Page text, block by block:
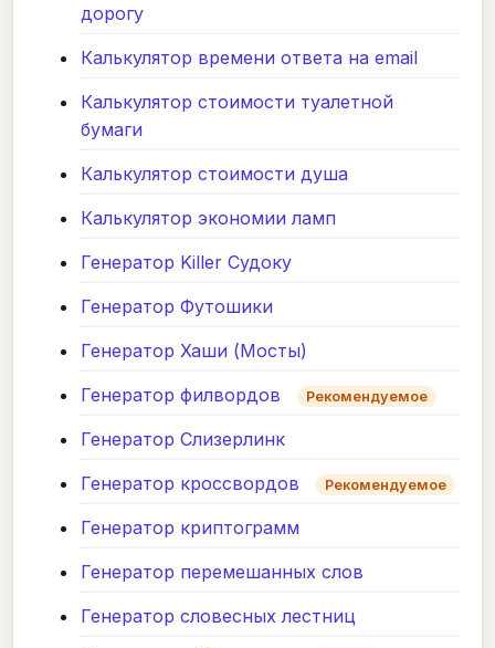
дорогу
Калькулятор времени ответа на email
Калькулятор стоимости туалетной
бумаги
Калькулятор стоимости душа
Калькулятор экономии ламп
Генератор Killer Судоку
Генератор Футошики
Генератор Хаши (Мосты)
Генератор филвордов
Рекомендуемое
Генератор Слизерлинк
Генератор кроссвордов
Рекомендуемое
Генератор криптограмм
Генератор перемешанных слов
Генератор словесных лестниц